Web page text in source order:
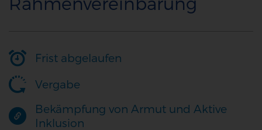
Frist abgelaufen
Vergabe
Bekämpfung von Armut und Aktive
Inklusion